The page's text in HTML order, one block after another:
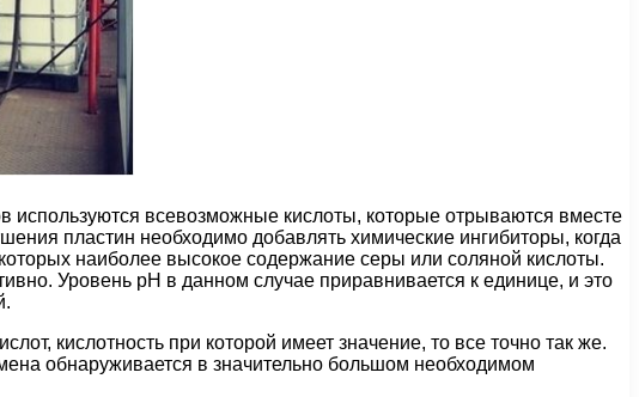
используются всевозможные кислоты, которые отрываются вместе
пластин необходимо добавлять химические ингибиторы, когда
наиболее высокое содержание серы или соляной кислоты.
Уровень pH в данном случае приравнивается к единице, и это
кислотность при которой имеет значение, то все точно так же.
обнаруживается в значительно большом необходимом